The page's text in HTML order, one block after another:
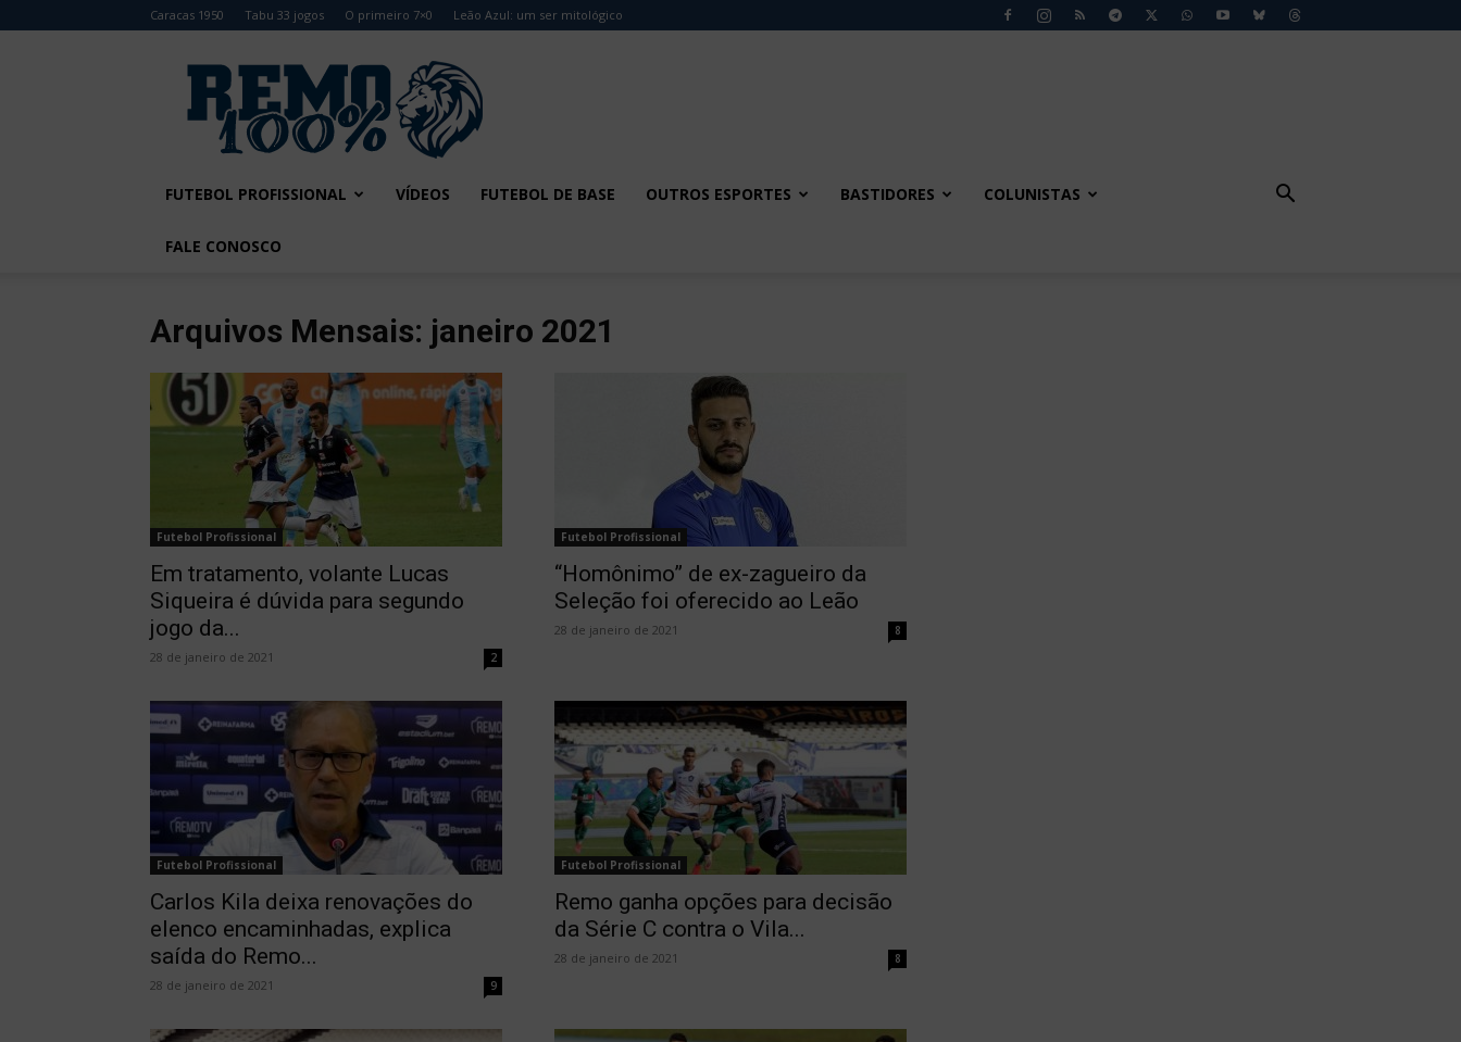
Caracas 1950 Tabu 33 jogos O primeiro 7×0 Leão Azul: um ser mitológico
Remo
FUTEBOL PROFISSIONAL VÍDEOS FUTEBOL DE BASE OUTROS ESPORTES BASTIDORES COLUNISTAS
FALE CONOSCO
Arquivos Mensais: janeiro 2021
Futebol Profissional
Em tratamento, volante Lucas
Siqueira é dúvida para segundo
jogo da...
28 de janeiro de 2021 2
Futebol Profissional
“Homônimo” de ex-zagueiro da
Seleção foi oferecido ao Leão
28 de janeiro de 2021 8
Futebol Profissional
Carlos Kila deixa renovações do
elenco encaminhadas, explica
saída do Remo...
28 de janeiro de 2021 9
Futebol Profissional
Remo ganha opções para decisão
da Série C contra o Vila...
28 de janeiro de 2021 8